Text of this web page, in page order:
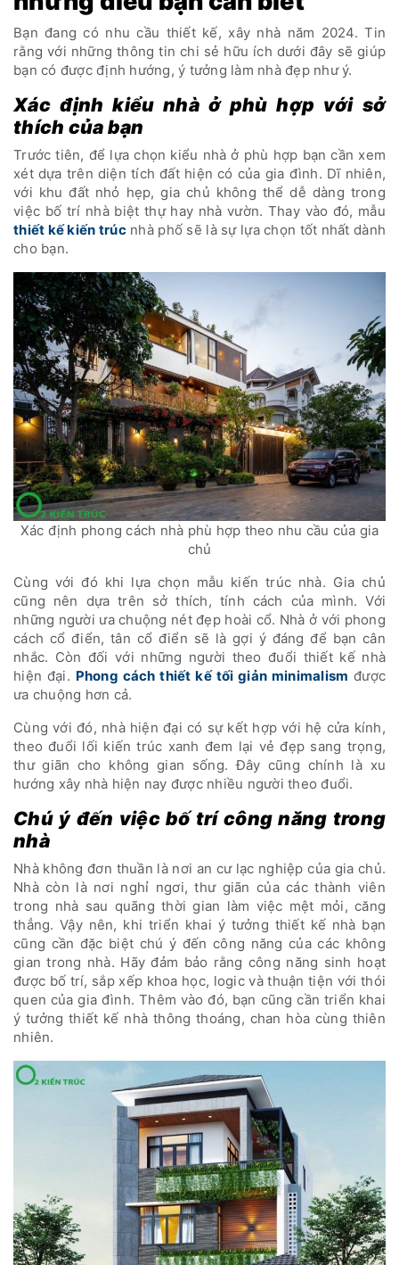
Bạn đang có nhu cầu thiết kế, xây nhà năm 2024. Tin
rằng với những thông tin chi sẻ hữu ích dưới đây sẽ giúp
bạn có được định hướng, ý tưởng làm nhà đẹp như ý.
Xác định kiểu nhà ở phù hợp với sở
thích của bạn
Trước tiên, để lựa chọn kiểu nhà ở phù hợp bạn cần xem
xét dựa trên diện tích đất hiện có của gia đình. Dĩ nhiên,
với khu đất nhỏ hẹp, gia chủ không thể dễ dàng trong
việc bố trí nhà biệt thự hay nhà vườn. Thay vào đó, mẫu
thiết kế kiến trúcnhà phố sẽ là sự lựa chọn tốt nhất dành
cho bạn.
Xác định phong cách nhà phù hợp theo nhu cầu của gia
chủ
Cùng với đó khi lựa chọn mẫu kiến trúc nhà. Gia chủ
cũng nên dựa trên sở thích, tính cách của mình. Với
những người ưa chuộng nét đẹp hoài cổ. Nhà ở với phong
cách cổ điển, tân cổ điển sẽ là gợi ý đáng để bạn cân
nhắc. Còn đối với những người theo đuổi thiết kế nhà
hiện đại. Phong cách thiết kế tối giản minimalism được
ưa chuộng hơn cả.
Cùng với đó, nhà hiện đại có sự kết hợp với hệ cửa kính,
theo đuổi lối kiến trúc xanh đem lại vẻ đẹp sang trọng,
thư giãn cho không gian sống. Đây cũng chính là xu
hướng xây nhà hiện nay được nhiều người theo đuổi.
Chú ý đến việc bố trí công năng trong
nhà
Nhà không đơn thuần là nơi an cư lạc nghiệp của gia chủ.
Nhà còn là nơi nghỉ ngơi, thư giãn của các thành viên
trong nhà sau quãng thời gian làm việc mệt mỏi, căng
thẳng. Vậy nên, khi triển khai ý tưởng thiết kế nhà bạn
cũng cần đặc biệt chú ý đến công năng của các không
gian trong nhà. Hãy đảm bảo rằng công năng sinh hoạt
được bố trí, sắp xếp khoa học, logic và thuận tiện với thói
quen của gia đình. Thêm vào đó, bạn cũng cần triển khai
ý tưởng thiết kế nhà thông thoáng, chan hòa cùng thiên
nhiên.